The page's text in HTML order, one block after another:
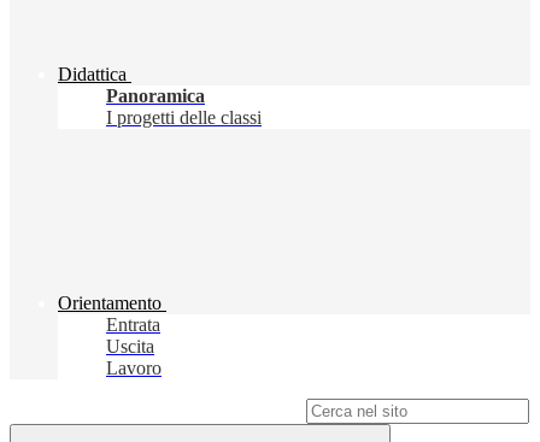
Didattica
Panoramica
I progetti delle classi
Orientamento
Entrata
Uscita
Lavoro